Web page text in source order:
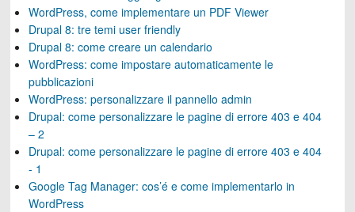
WordPress, come implementare un PDF Viewer
Drupal 8: tre temi user friendly
Drupal 8: come creare un calendario
WordPress: come impostare automaticamente le
pubblicazioni
WordPress: personalizzare il pannello admin
Drupal: come personalizzare le pagine di errore 403 e 404
– 2
Drupal: come personalizzare le pagine di errore 403 e 404
- 1
Google Tag Manager: cos’é e come implementarlo in
WordPress